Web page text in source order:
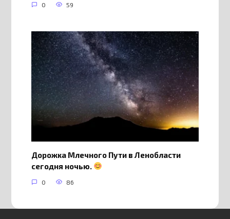
0 59
Дорожка Млечного Пути в Ленобласти
сегодня ночью.
0 86